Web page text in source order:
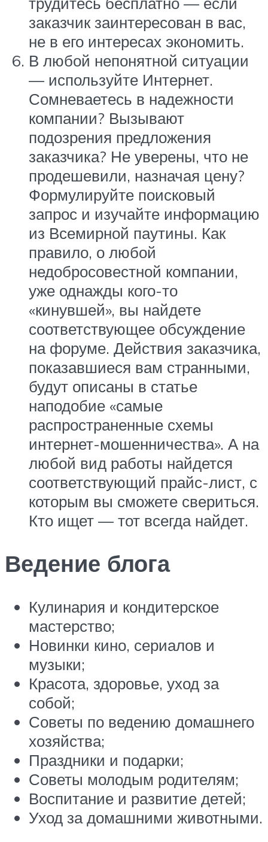
заказчик заинтересован в вас,
не в его интересах экономить.
В любой непонятной ситуации
— используйте Интернет.
Сомневаетесь в надежности
компании? Вызывают
подозрения предложения
заказчика? Не уверены, что не
продешевили, назначая цену?
Формулируйте поисковый
запрос и изучайте информацию
из Всемирной паутины. Как
правило, о любой
недобросовестной компании,
уже однажды кого-то
«кинувшей», вы найдете
соответствующее обсуждение
на форуме. Действия заказчика,
показавшиеся вам странными,
будут описаны в статье
наподобие «самые
распространенные схемы
интернет-мошенничества». А на
любой вид работы найдется
соответствующий прайс-лист, с
которым вы сможете свериться.
Кто ищет — тот всегда найдет.
Ведение блога
Кулинария и кондитерское
мастерство;
Новинки кино, сериалов и
музыки;
Красота, здоровье, уход за
собой;
Советы по ведению домашнего
хозяйства;
Праздники и подарки;
Советы молодым родителям;
Воспитание и развитие детей;
Уход за домашними животными.